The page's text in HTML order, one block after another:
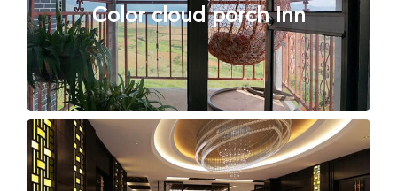
Color cloud porch Inn